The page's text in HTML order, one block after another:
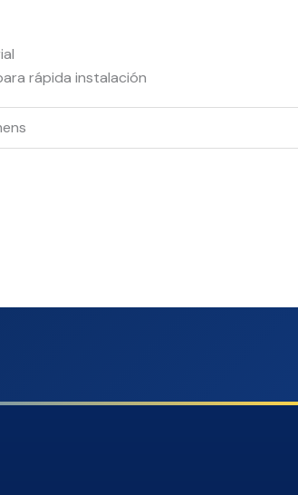
rápida instalación